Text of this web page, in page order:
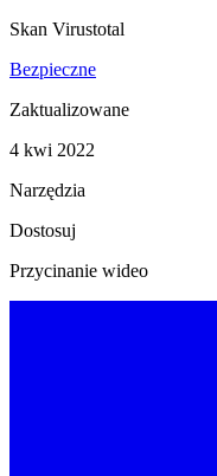
Skan Virustotal
Bezpieczne
Zaktualizowane
4 kwi 2022
Narzędzia
Dostosuj
Przycinanie wideo